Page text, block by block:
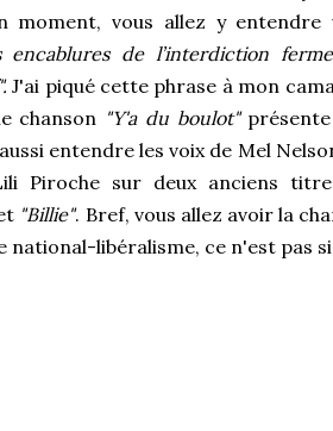
moment, vous allez y entendre
encablures de l’interdiction
J'ai piqué cette phrase à mon
chanson "Y'a du boulot"présente
entendre les voix de Mel
Piroche sur deux anciens
"Billie". Bref, vous allez avoir la
national-libéralisme, ce n'est pas